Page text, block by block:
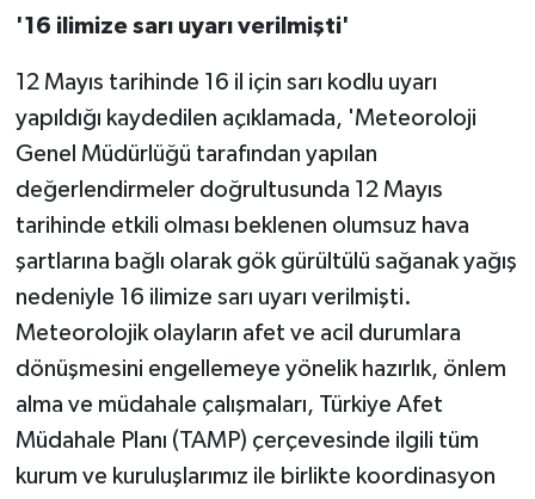
'16 ilimize sarı uyarı verilmişti'
12 Mayıs tarihinde 16 il için sarı kodlu uyarı
yapıldığı kaydedilen açıklamada, 'Meteoroloji
Genel Müdürlüğü tarafından yapılan
değerlendirmeler doğrultusunda 12 Mayıs
tarihinde etkili olması beklenen olumsuz hava
şartlarına bağlı olarak gök gürültülü sağanak yağış
nedeniyle 16 ilimize sarı uyarı verilmişti.
Meteorolojik olayların afet ve acil durumlara
dönüşmesini engellemeye yönelik hazırlık, önlem
alma ve müdahale çalışmaları, Türkiye Afet
Müdahale Planı (TAMP) çerçevesinde ilgili tüm
kurum ve kuruluşlarımız ile birlikte koordinasyon